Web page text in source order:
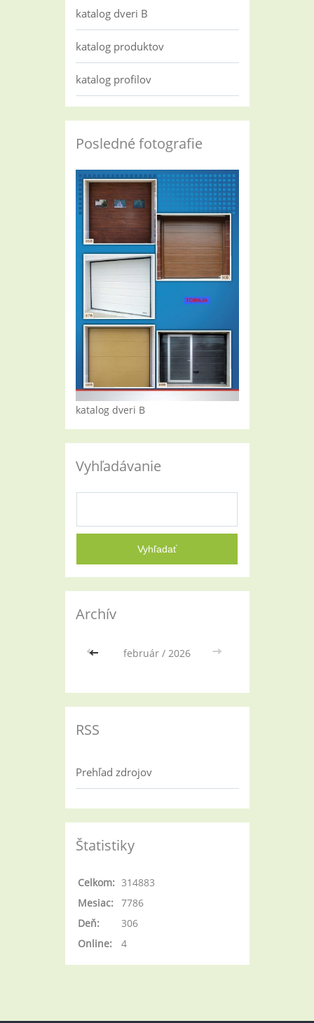
katalog dveri B
katalog produktov
katalog profilov
Posledné fotografie
katalog dveri B
Vyhľadávanie
Archív
<< február / 2026 >>
RSS
Prehľad zdrojov
Štatistiky
Online: 4
Celkom: 314883
Mesiac:
7786
Deň:
306